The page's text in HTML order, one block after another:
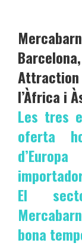
l’Àfrica i
Les tres
oferta
El
bona